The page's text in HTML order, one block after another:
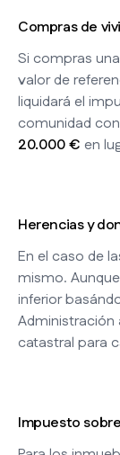
Compras de
Si compras
valor de
liquidará el
comunidad
20.000 € en
Herencias y
En el caso de
mismo.
inferior
Administración
catastral para
Impuesto